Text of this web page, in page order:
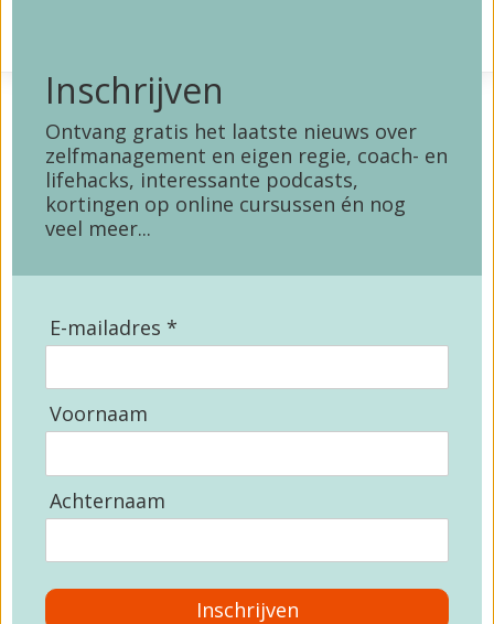
Inschrijven
Ontvang gratis het laatste nieuws over
zelfmanagement en eigen regie, coach- en
lifehacks, interessante podcasts,
kortingen op online cursussen én nog
veel meer...
E-mailadres *
Voornaam
Achternaam
Inschrijven